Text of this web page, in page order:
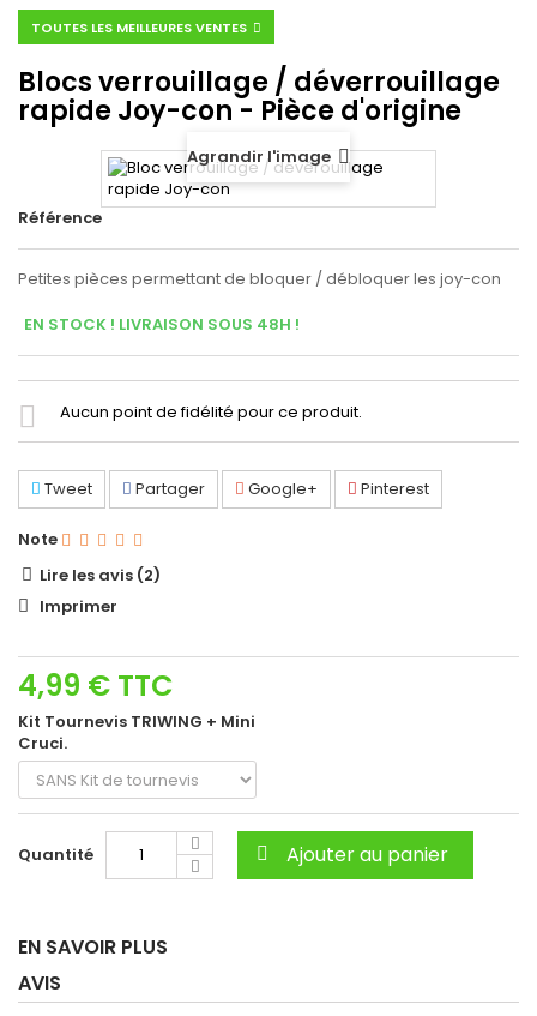
TOUTES LES MEILLEURES VENTES
Blocs verrouillage / déverrouillage
rapide Joy-con - Pièce d'origine
Agrandir l'image
Référence
Petites pièces permettant de bloquer / débloquer les joy-con
EN STOCK ! LIVRAISON SOUS 48H !
Aucun point de fidélité pour ce produit.
Tweet Partager Google+ Pinterest
Note
Lire les avis (2)
Imprimer
4,99 € TTC
Kit Tournevis TRIWING + Mini
Cruci.
Quantité Ajouter au panier
EN SAVOIR PLUS
AVIS